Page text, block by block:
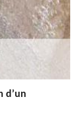
d’un